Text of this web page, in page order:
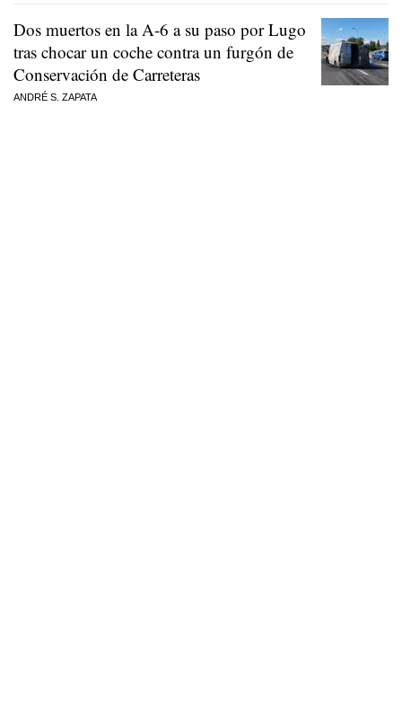
Dos muertos en la A-6 a su paso por Lugo
tras chocar un coche contra un furgón de
Conservación de Carreteras
ANDRÉ S. ZAPATA